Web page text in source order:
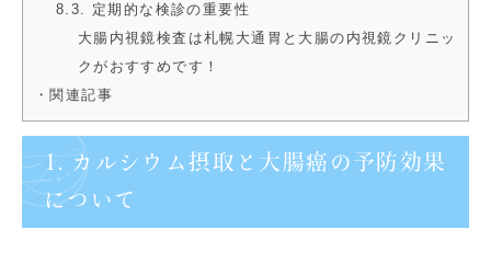
8.3. 定期的な検診の重要性
大腸内視鏡検査は札幌大通胃と大腸の内視鏡クリニッ
クがおすすめです！
・関連記事
1. カルシウム摂取と大腸癌の予防効果
について